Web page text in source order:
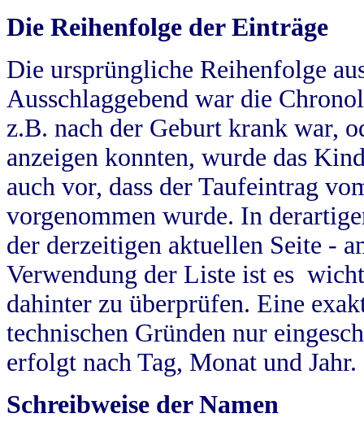
Die Reihenfolge der Einträge
Die ursprüngliche Reihenfolge
Ausschlaggebend war die
z.B. nach der Geburt krank war,
anzeigen konnten, wurde das
auch vor, dass der Taufeintrag
vorgenommen wurde. In
der derzeitigen aktuellen Seite -
Verwendung der Liste ist es
dahinter zu überprüfen. Eine
technischen Gründen nur
erfolgt nach Tag, Monat und Jahr.
Schreibweise der Namen